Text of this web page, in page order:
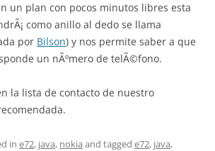
un plan con pocos minutos libres esta
como anillo al dedo se llama
por Bilson) y nos permite saber a que
un nÃºmero de telÃ©fono.
la lista de contacto de nuestro
in e72, java, nokia and tagged e72, java,